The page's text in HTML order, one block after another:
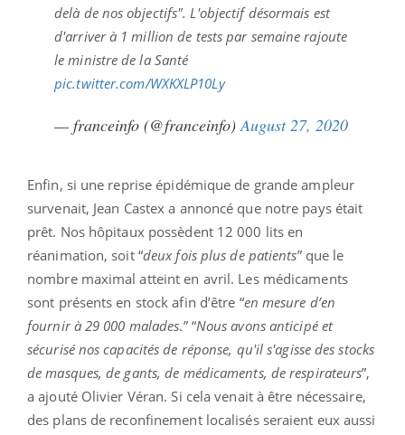
delà de nos objectifs". L'objectif désormais est
d'arriver à 1 million de tests par semaine rajoute
le ministre de la Santé
pic.twitter.com/WXKXLP10Ly
— franceinfo (@franceinfo)August 27, 2020
Enfin, si une reprise épidémique de grande ampleur
survenait, Jean Castex a annoncé que notre pays était
prêt. Nos hôpitaux possèdent 12 000 lits en
réanimation, soit “deux fois plus de patients” que le
nombre maximal atteint en avril. Les médicaments
sont présents en stock afin d’être “en mesure d’en
fournir à 29 000 malades.” “Nous avons anticipé et
sécurisé nos capacités de réponse, qu'il s'agisse des stocks
de masques, de gants, de médicaments, de respirateurs”,
a ajouté Olivier Véran. Si cela venait à être nécessaire,
des plans de reconfinement localisés seraient eux aussi